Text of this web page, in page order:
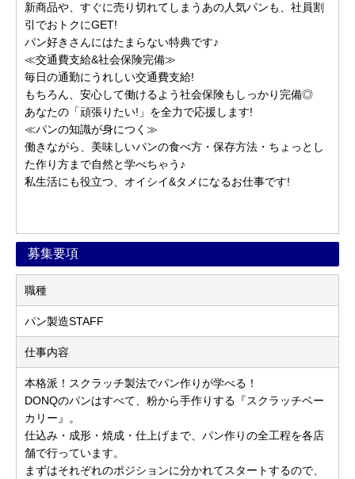
新商品や、すぐに売り切れてしまうあの人気パンも、社員割
引でおトクにGET!
パン好きさんにはたまらない特典です♪
≪交通費支給&社会保険完備≫
毎日の通勤にうれしい交通費支給!
もちろん、安心して働けるよう社会保険もしっかり完備◎
あなたの「頑張りたい!」を全力で応援します!
≪パンの知識が身につく≫
働きながら、美味しいパンの食べ方・保存方法・ちょっとし
た作り方まで自然と学べちゃう♪
私生活にも役立つ、オイシイ&タメになるお仕事です!
募集要項
職種
パン製造STAFF
仕事内容
本格派！スクラッチ製法でパン作りが学べる！
DONQのパンはすべて、粉から手作りする『スクラッチベー
カリー』。
仕込み・成形・焼成・仕上げまで、パン作りの全工程を各店
舗で行っています。
まずはそれぞれのポジションに分かれてスタートするので、